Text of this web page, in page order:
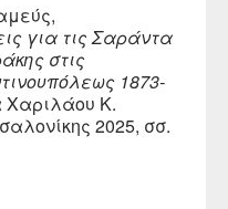
για τις Σαράντα
στις
1873-
Χαριλάου Κ.
2025, σσ.